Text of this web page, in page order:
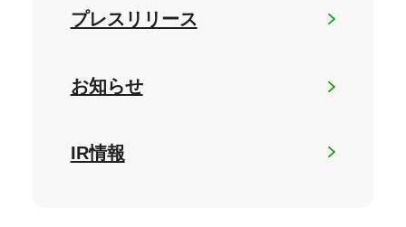
プレスリリース
お知らせ
IR情報